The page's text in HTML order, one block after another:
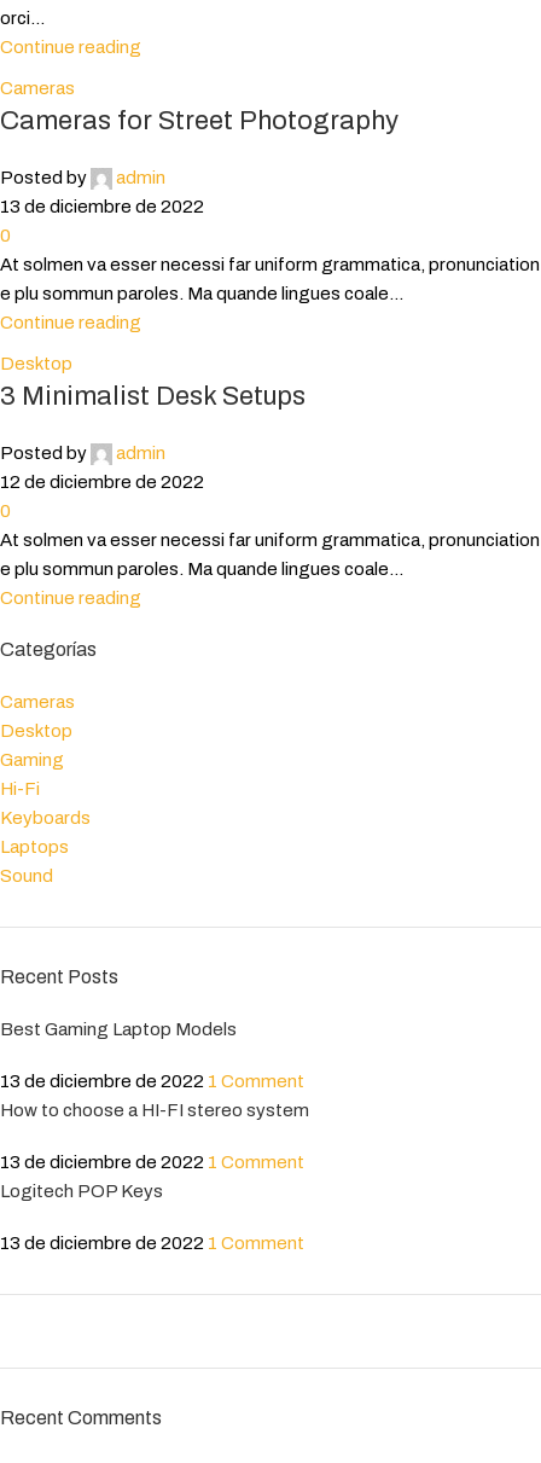
orci...
Continue reading
Cameras
Cameras for Street Photography
Posted by
admin
13 de diciembre de 2022
0
At solmen va esser necessi far uniform grammatica, pronunciation
e plu sommun paroles. Ma quande lingues coale...
Continue reading
Desktop
3 Minimalist Desk Setups
Posted by
admin
12 de diciembre de 2022
0
At solmen va esser necessi far uniform grammatica, pronunciation
e plu sommun paroles. Ma quande lingues coale...
Continue reading
Categorías
Cameras
Desktop
Gaming
Hi-Fi
Keyboards
Laptops
Sound
Recent Posts
Best Gaming Laptop Models
13 de diciembre de 2022 1 Comment
How to choose a HI-FI stereo system
13 de diciembre de 2022 1 Comment
Logitech POP Keys
13 de diciembre de 2022 1 Comment
HP Envy 34
Recent Comments